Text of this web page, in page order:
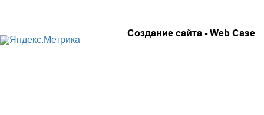
Создание сайта -Web Case